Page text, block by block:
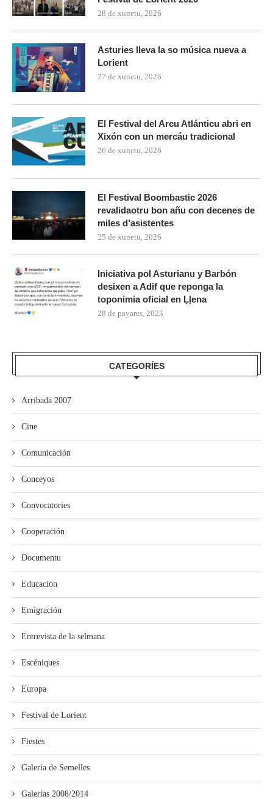
28 de xunetu, 2026
Asturies lleva la so música nueva a
Lorient
27 de xunetu, 2026
El Festival del Arcu Atlánticu abri en
Xixón con un mercáu tradicional
26 de xunetu, 2026
El Festival Boombastic 2026
revalidaotru bon añu con decenes de
miles d’asistentes
25 de xunetu, 2026
Iniciativa pol Asturianu y Barbón
desixen a Adif que reponga la
toponimia oficial en Ḷḷena
28 de payares, 2023
CATEGORÍES
Arribada 2007
Cine
Comunicación
Conceyos
Convocatories
Cooperación
Documentu
Educación
Emigración
Entrevista de la selmana
Escéniques
Europa
Festival de Lorient
Fiestes
Galería de Semelles
Galerías 2008/2014